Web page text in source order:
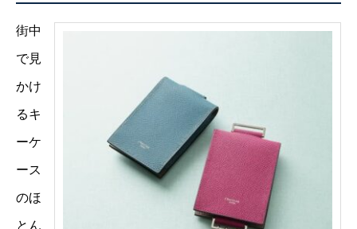
街中
で見
かけ
るキ
ーケ
ース
のほ
とん